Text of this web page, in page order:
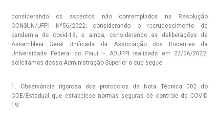
considerando os aspectos não contemplados na Resolução
CONSUN/UFPI Nº56/2022; considerando o recrudescimento da
pandemia da covid-19, e ainda, considerando as deliberações da
Assembleia Geral Unificada da Associação dos Docentes da
Universidade Federal do Piauí – ADUFPI realizada em 22/06/2022,
solicitamos dessa Administração Superior o que segue:
1. Observância rigorosa dos protocolos da Nota Técnica 002 do
COE/Estadual que estabelece normas seguras de controle da COVID
19;